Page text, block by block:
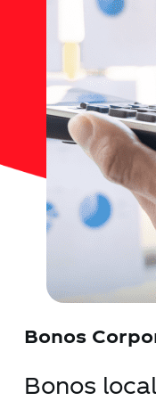
Noticias
Trabaja con
Documentos de
Bonos
Bonos